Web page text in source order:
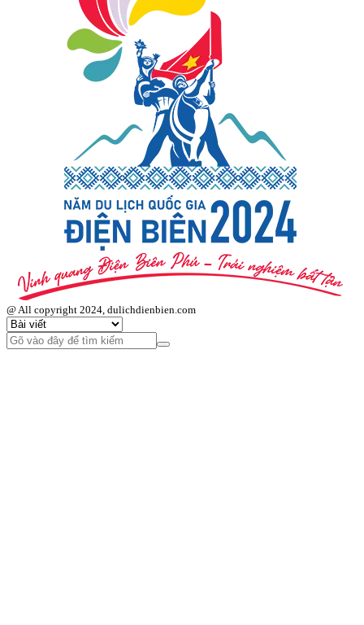
@ All copyright 2024, dulichdienbien.com